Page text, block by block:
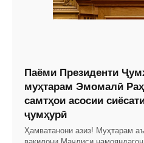
Паёми Президенти
муҳтарам Эмомалӣ
самтҳои асосии
ҷумҳурӣ
Ҳамватанони азиз! Муҳтарам